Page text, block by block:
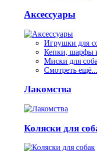
Аксессуары
Игрушки для
Кепки, шарфы
Миски для
Смотреть ещё...
Лакомства
Коляски для